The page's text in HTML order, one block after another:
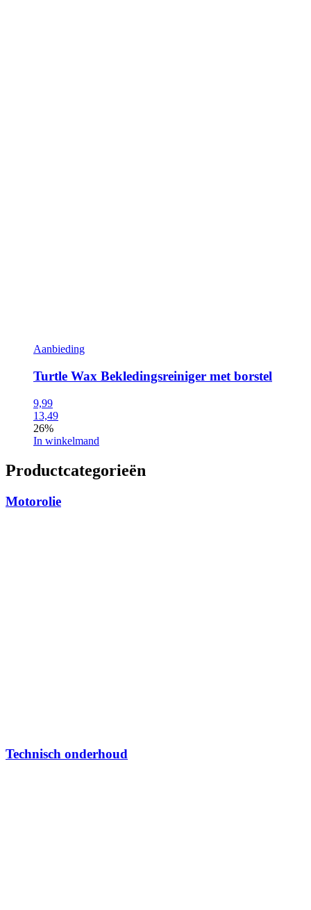
Aanbieding
Turtle Wax Bekledingsreiniger met borstel
9,99
13,49
26%
In winkelmand
Productcategorieën
Motorolie
Technisch onderhoud